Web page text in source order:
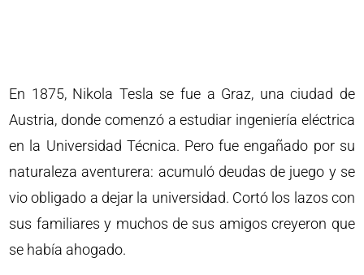
En 1875, Nikola Tesla se fue a Graz, una ciudad de
Austria, donde comenzó a estudiar ingeniería eléctrica
en la Universidad Técnica. Pero fue engañado por su
naturaleza aventurera: acumuló deudas de juego y se
vio obligado a dejar la universidad. Cortó los lazos con
sus familiares y muchos de sus amigos creyeron que
se había ahogado.